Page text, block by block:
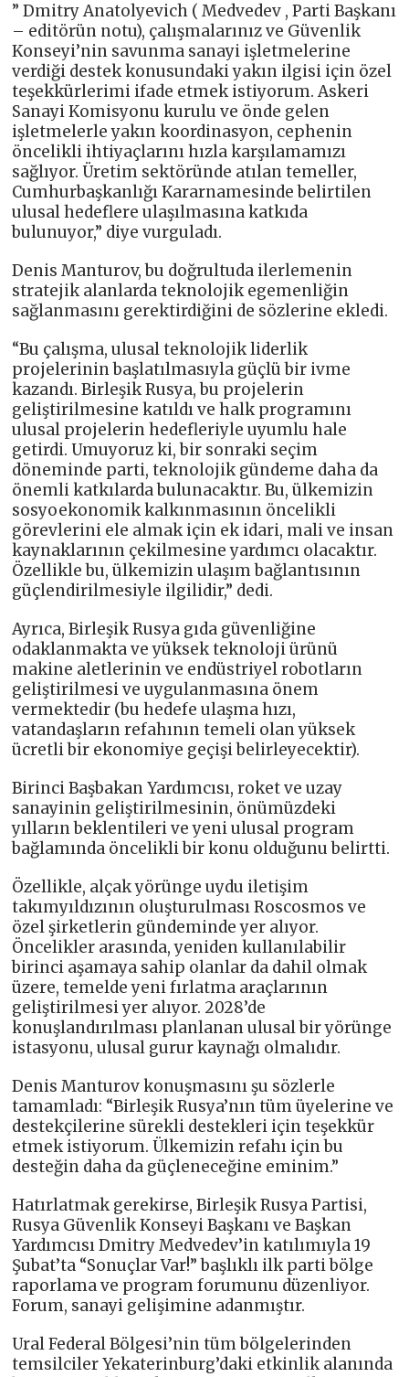
” Dmitry Anatolyevich ( Medvedev , Parti Başkanı
– editörün notu), çalışmalarınız ve Güvenlik
Konseyi’nin savunma sanayi işletmelerine
verdiği destek konusundaki yakın ilgisi için özel
teşekkürlerimi ifade etmek istiyorum. Askeri
Sanayi Komisyonu kurulu ve önde gelen
işletmelerle yakın koordinasyon, cephenin
öncelikli ihtiyaçlarını hızla karşılamamızı
sağlıyor. Üretim sektöründe atılan temeller,
Cumhurbaşkanlığı Kararnamesinde belirtilen
ulusal hedeflere ulaşılmasına katkıda
bulunuyor,” diye vurguladı.
Denis Manturov, bu doğrultuda ilerlemenin
stratejik alanlarda teknolojik egemenliğin
sağlanmasını gerektirdiğini de sözlerine ekledi.
“Bu çalışma, ulusal teknolojik liderlik
projelerinin başlatılmasıyla güçlü bir ivme
kazandı. Birleşik Rusya, bu projelerin
geliştirilmesine katıldı ve halk programını
ulusal projelerin hedefleriyle uyumlu hale
getirdi. Umuyoruz ki, bir sonraki seçim
döneminde parti, teknolojik gündeme daha da
önemli katkılarda bulunacaktır. Bu, ülkemizin
sosyoekonomik kalkınmasının öncelikli
görevlerini ele almak için ek idari, mali ve insan
kaynaklarının çekilmesine yardımcı olacaktır.
Özellikle bu, ülkemizin ulaşım bağlantısının
güçlendirilmesiyle ilgilidir,” dedi.
Ayrıca, Birleşik Rusya gıda güvenliğine
odaklanmakta ve yüksek teknoloji ürünü
makine aletlerinin ve endüstriyel robotların
geliştirilmesi ve uygulanmasına önem
vermektedir (bu hedefe ulaşma hızı,
vatandaşların refahının temeli olan yüksek
ücretli bir ekonomiye geçişi belirleyecektir).
Birinci Başbakan Yardımcısı, roket ve uzay
sanayinin geliştirilmesinin, önümüzdeki
yılların beklentileri ve yeni ulusal program
bağlamında öncelikli bir konu olduğunu belirtti.
Özellikle, alçak yörünge uydu iletişim
takımyıldızının oluşturulması Roscosmos ve
özel şirketlerin gündeminde yer alıyor.
Öncelikler arasında, yeniden kullanılabilir
birinci aşamaya sahip olanlar da dahil olmak
üzere, temelde yeni fırlatma araçlarının
geliştirilmesi yer alıyor. 2028’de
konuşlandırılması planlanan ulusal bir yörünge
istasyonu, ulusal gurur kaynağı olmalıdır.
Denis Manturov konuşmasını şu sözlerle
tamamladı: “Birleşik Rusya’nın tüm üyelerine ve
destekçilerine sürekli destekleri için teşekkür
etmek istiyorum. Ülkemizin refahı için bu
desteğin daha da güçleneceğine eminim.”
Hatırlatmak gerekirse, Birleşik Rusya Partisi,
Rusya Güvenlik Konseyi Başkanı ve Başkan
Yardımcısı Dmitry Medvedev’in katılımıyla 19
Şubat’ta “Sonuçlar Var!” başlıklı ilk parti bölge
raporlama ve program forumunu düzenliyor.
Forum, sanayi gelişimine adanmıştır.
Ural Federal Bölgesi’nin tüm bölgelerinden
temsilciler Yekaterinburg’daki etkinlik alanında